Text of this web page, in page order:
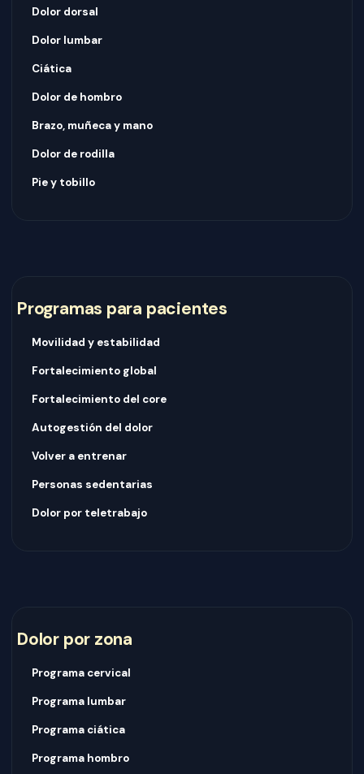
Dolor dorsal
Dolor lumbar
Ciática
Dolor de hombro
Brazo, muñeca y mano
Dolor de rodilla
Pie y tobillo
Programas para pacientes
Movilidad y estabilidad
Fortalecimiento global
Fortalecimiento del core
Autogestión del dolor
Volver a entrenar
Personas sedentarias
Dolor por teletrabajo
Dolor por zona
Programa cervical
Programa lumbar
Programa ciática
Programa hombro